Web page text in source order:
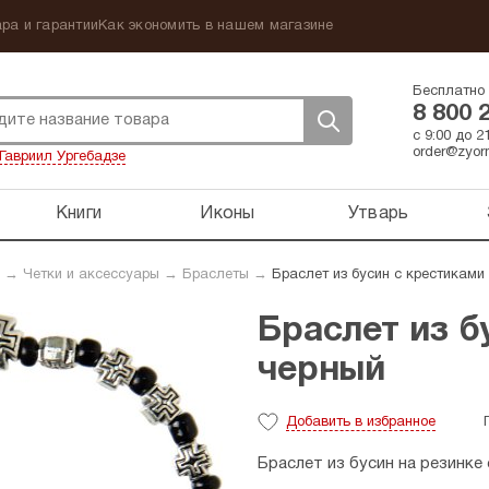
и гарантии Как экономить в нашем магазине
Гавриил Ургебадзе
Бесплатно
8 800
с 9:00 до
Книги Иконы Утварь
→ Четки и аксессуары → Браслеты → Браслет из бусин с крестиками
Браслет из
черный
Добавить в избранное
Браслет из бусин на